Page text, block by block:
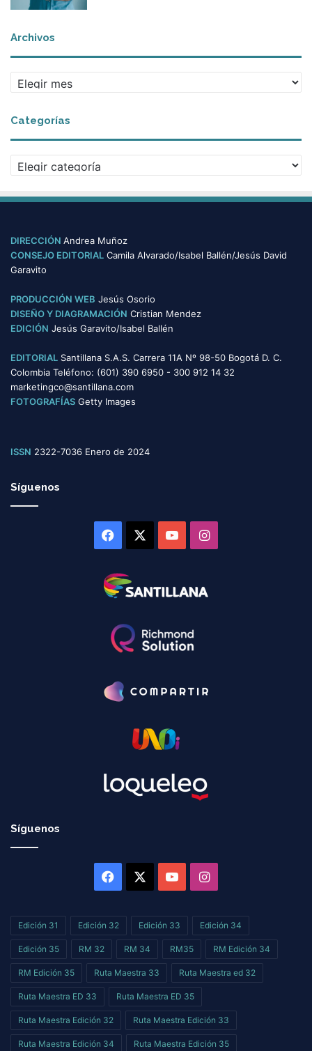
Archivos
Archivos
Categorías
Categorías
DIRECCIÓN Andrea Muñoz
CONSEJO EDITORIAL Camila Alvarado/Isabel Ballén/Jesús David
Garavito
PRODUCCIÓN WEB Jesús Osorio
DISEÑO Y DIAGRAMACIÓN Cristian Mendez
EDICIÓN Jesús Garavito/Isabel Ballén
EDITORIAL Santillana S.A.S. Carrera 11A Nº 98-50 Bogotá D. C.
Colombia Teléfono: (601) 390 6950 - 300 912 14 32
marketingco@santillana.com
FOTOGRAFÍAS Getty Images
ISSN 2322-7036 Enero de 2024
Síguenos
Facebook YouTubeInstagram
Síguenos
Facebook YouTubeInstagram
Edición 31 Edición 32 Edición 33 Edición 34
Edición 35 RM 32 RM 34 RM35 RM Edición 34
RM Edición 35 Ruta Maestra 33 Ruta Maestra ed 32
Ruta Maestra ED 33 Ruta Maestra ED 35
Ruta Maestra Edición 32 Ruta Maestra Edición 33
Ruta Maestra Edición 34 Ruta Maestra Edición 35